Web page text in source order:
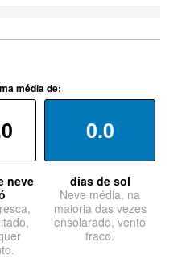
média de:
neve
0.0
dias de sol
Neve média, na
maioria das vezes
ensolarado, vento
fraco.